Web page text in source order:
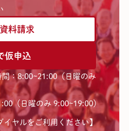
料請求
仮申込
間：8:00~21:00（日曜のみ
（日曜のみ 9:00~19:00）
イヤルをご利用ください】